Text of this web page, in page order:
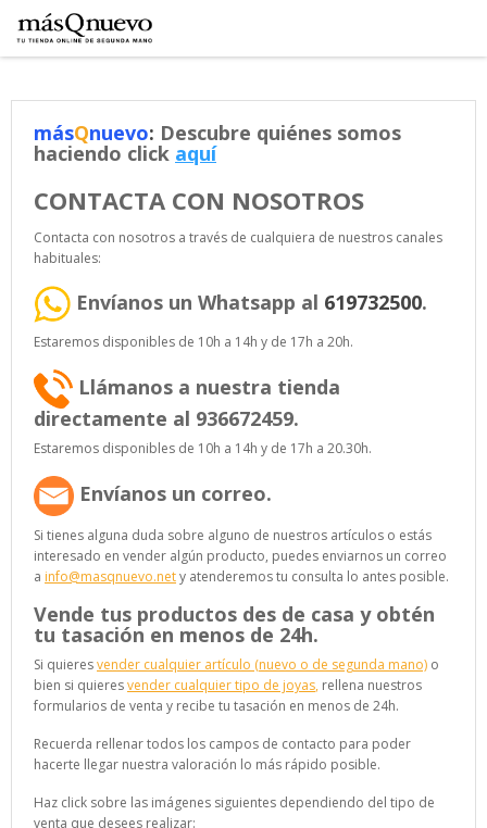
másQnuevo: Descubre quiénes somos
haciendo click aquí
CONTACTA CON NOSOTROS
Contacta con nosotros a través de cualquiera de nuestros canales
habituales:
Envíanos un Whatsapp al 619732500.
Estaremos disponibles de 10h a 14h y de 17h a 20h.
Llámanos a nuestra tienda
directamente al 936672459.
Estaremos disponibles de 10h a 14h y de 17h a 20.30h.
Envíanos un correo.
Si tienes alguna duda sobre alguno de nuestros artículos o estás
interesado en vender algún producto, puedes enviarnos un correo
a info@masqnuevo.nety atenderemos tu consulta lo antes posible.
Vende tus productos des de casa y obtén
tu tasación en menos de 24h.
Si quieresvender cualquier artículo (nuevo o de segunda mano) o
bien si quieresvender cualquier tipo de joyas, rellena nuestros
formularios de venta y recibe tu tasación en menos de 24h.
Recuerda rellenar todos los campos de contacto para poder
hacerte llegar nuestra valoración lo más rápido posible.
Haz click sobre las imágenes siguientes dependiendo del tipo de
venta que desees realizar: